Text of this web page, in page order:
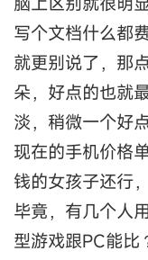
写个文档什么都
就更别说了，那
朵，好点的也就
淡，稍微一个好
现在的手机价格
钱的女孩子还行
毕竟，有几个人
型游戏跟PC能比